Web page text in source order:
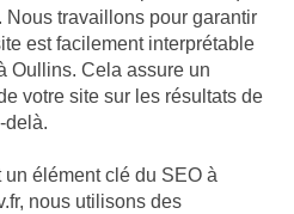
Nous travaillons pour garantir
est facilement interprétable
Oullins. Cela assure un
votre site sur les résultats de
delà.
élément clé du SEO à
nous utilisons des